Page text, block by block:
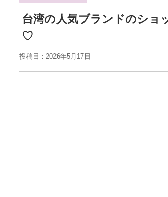
台湾の人気ブランドのショ
♡
投稿日：2026年5月17日